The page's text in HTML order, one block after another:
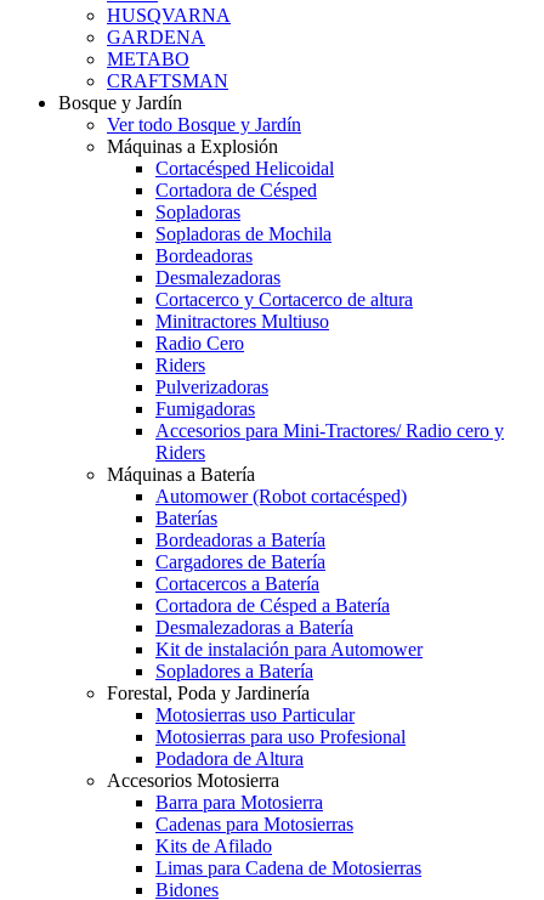
HUSQVARNA
GARDENA
METABO
CRAFTSMAN
Bosque y Jardín
Ver todo Bosque y Jardín
Máquinas a Explosión
Cortacésped Helicoidal
Cortadora de Césped
Sopladoras
Sopladoras de Mochila
Bordeadoras
Desmalezadoras
Cortacerco y Cortacerco de altura
Minitractores Multiuso
Radio Cero
Riders
Pulverizadoras
Fumigadoras
Accesorios para Mini-Tractores/ Radio cero y
Riders
Máquinas a Batería
Automower (Robot cortacésped)
Baterías
Bordeadoras a Batería
Cargadores de Batería
Cortacercos a Batería
Cortadora de Césped a Batería
Desmalezadoras a Batería
Kit de instalación para Automower
Sopladores a Batería
Forestal, Poda y Jardinería
Motosierras uso Particular
Motosierras para uso Profesional
Podadora de Altura
Accesorios Motosierra
Barra para Motosierra
Cadenas para Motosierras
Kits de Afilado
Limas para Cadena de Motosierras
Bidones